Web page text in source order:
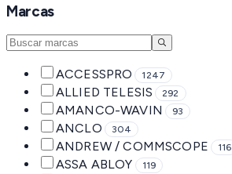
Marcas
ACCESSPRO 1247
ALLIED TELESIS 292
AMANCO-WAVIN 93
ANCLO 304
ANDREW / COMMSCOPE 116
ASSA ABLOY 119